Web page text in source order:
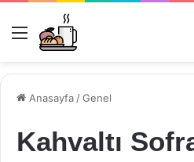
Menü
Anasayfa /Genel
Kahvaltı